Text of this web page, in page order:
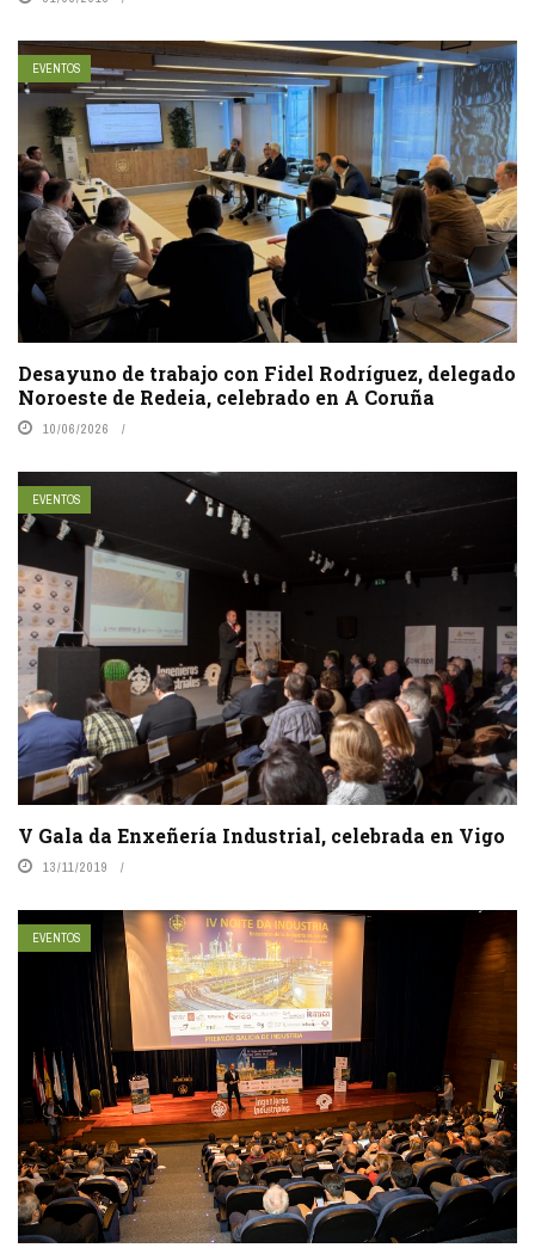
EVENTOS
Desayuno de trabajo con Fidel Rodríguez, delegado
Noroeste de Redeia, celebrado en A Coruña
10/06/2026
EVENTOS
V Gala da Enxeñería Industrial, celebrada en Vigo
13/11/2019
EVENTOS